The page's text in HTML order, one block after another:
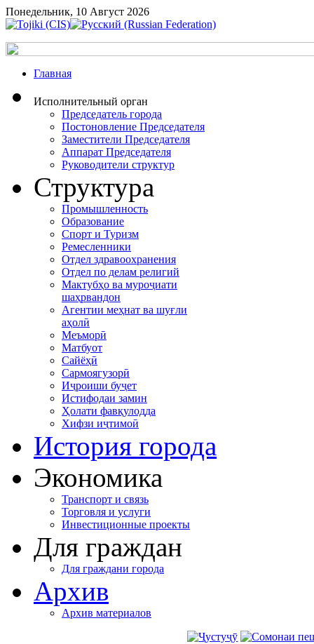
Понедельник, 10 Август 2026
Главная
Исполнительный орган
Председатель города
Постоновление Председателя
Заместители Председателя
Аппарат Председателя
Руководители структур
Структура
Промышленность
Образование
Спорт и Туризм
Ремесленники
Отдел здравоохранения
Отдел по делам религий
Мактубҳо ва муроҷиати
шаҳрвандон
Агентии меҳнат ва шуғли
аҳолӣ
Меъморӣ
Матбуот
Сайёҳӣ
Сармоягузорӣ
Иҷроиши буҷет
Истифодаи замин
Ҳолати фавқулодда
Хифзи иҷтимоӣ
История города
Экономика
Транспорт и связь
Торговля и услуги
Инвестиционные проекты
Для граждан
Для граждани города
Архив
Архив материалов